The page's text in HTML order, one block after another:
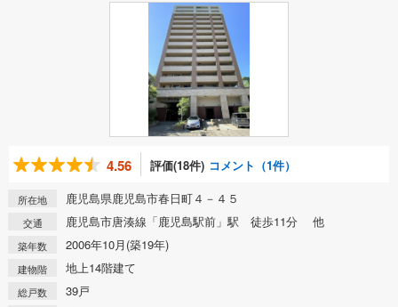
4.56 評価(18件) コメント（1件）
所在地 鹿児島県鹿児島市春日町４－４５
交通 鹿児島市唐湊線「鹿児島駅前」駅 徒歩11分 他
築年数 2006年10月(築19年)
建物階 地上14階建て
総戸数 39戸